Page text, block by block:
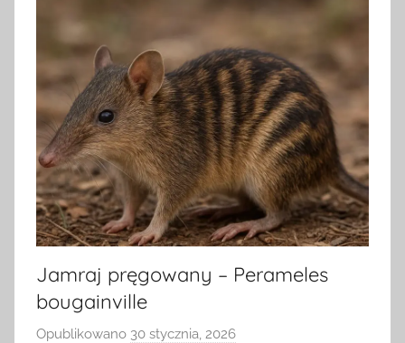
Jamraj pręgowany – Perameles
bougainville
Opublikowano 30 stycznia, 2026